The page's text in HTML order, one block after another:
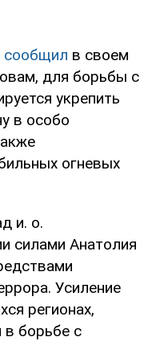
сообщил в своем
для борьбы с
укрепить
в особо
огневых
и. о.
силами Анатолия
Усиление
регионах,
в борьбе с